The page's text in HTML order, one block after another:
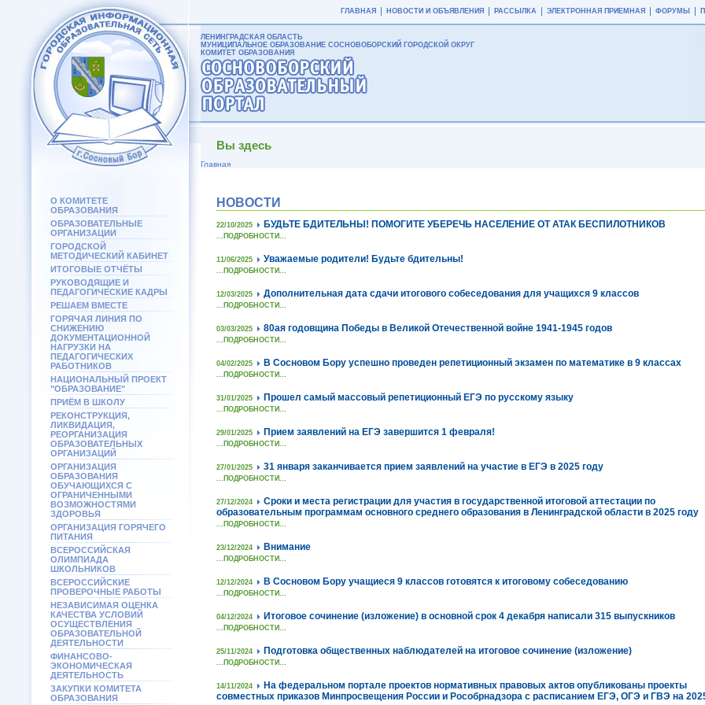
О КОМИТЕТЕ
ОБРАЗОВАНИЯ
ОБРАЗОВАТЕЛЬНЫЕ
ОРГАНИЗАЦИИ
ГОРОДСКОЙ
МЕТОДИЧЕСКИЙ КАБИНЕТ
ИТОГОВЫЕ ОТЧЁТЫ
РУКОВОДЯЩИЕ И
ПЕДАГОГИЧЕСКИЕ КАДРЫ
РЕШАЕМ ВМЕСТЕ
ГОРЯЧАЯ ЛИНИЯ ПО
СНИЖЕНИЮ
ДОКУМЕНТАЦИОННОЙ
НАГРУЗКИ НА
ПЕДАГОГИЧЕСКИХ
РАБОТНИКОВ
НАЦИОНАЛЬНЫЙ ПРОЕКТ
"ОБРАЗОВАНИЕ"
ПРИЁМ В ШКОЛУ
РЕКОНСТРУКЦИЯ,
ЛИКВИДАЦИЯ,
РЕОРГАНИЗАЦИЯ
ОБРАЗОВАТЕЛЬНЫХ
ОРГАНИЗАЦИЙ
ОРГАНИЗАЦИЯ
ОБРАЗОВАНИЯ
ОБУЧАЮЩИХСЯ С
ОГРАНИЧЕННЫМИ
ВОЗМОЖНОСТЯМИ
ЗДОРОВЬЯ
ОРГАНИЗАЦИЯ ГОРЯЧЕГО
ПИТАНИЯ
ВСЕРОССИЙСКАЯ
ОЛИМПИАДА
ШКОЛЬНИКОВ
ВСЕРОССИЙСКИЕ
ПРОВЕРОЧНЫЕ РАБОТЫ
НЕЗАВИСИМАЯ ОЦЕНКА
КАЧЕСТВА УСЛОВИЙ
ОСУЩЕСТВЛЕНИЯ
ОБРАЗОВАТЕЛЬНОЙ
ДЕЯТЕЛЬНОСТИ
ФИНАНСОВО-
ЭКОНОМИЧЕСКАЯ
ДЕЯТЕЛЬНОСТЬ
ЗАКУПКИ КОМИТЕТА
ОБРАЗОВАНИЯ
ГЛАВНАЯ НОВОСТИ И ОБЪЯВЛЕНИЯ РАССЫЛКА ЭЛЕКТРОННАЯ ПРИЕМНАЯ ФОРУМЫ
ЛЕНИНГРАДСКАЯ ОБЛАСТЬ
МУНИЦИПАЛЬНОЕ ОБРАЗОВАНИЕ СОСНОВОБОРСКИЙ ГОРОДСКОЙ ОКРУГ
КОМИТЕТ ОБРАЗОВАНИЯ
Вы здесь
Главная
НОВОСТИ
22/10/2025 БУДЬТЕ БДИТЕЛЬНЫ! ПОМОГИТЕ УБЕРЕЧЬ НАСЕЛЕНИЕ ОТ АТАК БЕСПИЛОТНИКОВ
...ПОДРОБНОСТИ...
11/06/2025 Уважаемые родители! Будьте бдительны!
...ПОДРОБНОСТИ...
12/03/2025 Дополнительная дата сдачи итогового собеседования для учащихся 9 классов
...ПОДРОБНОСТИ...
03/03/2025 80ая годовщина Победы в Великой Отечественной войне 1941-1945 годов
...ПОДРОБНОСТИ...
04/02/2025 В Сосновом Бору успешно проведен репетиционный экзамен по математике в 9 классах
...ПОДРОБНОСТИ...
31/01/2025 Прошел самый массовый репетиционный ЕГЭ по русскому языку
...ПОДРОБНОСТИ...
29/01/2025 Прием заявлений на ЕГЭ завершится 1 февраля!
...ПОДРОБНОСТИ...
27/01/2025 31 января заканчивается прием заявлений на участие в ЕГЭ в 2025 году
...ПОДРОБНОСТИ...
27/12/2024
Сроки и места регистрации для участия в государственной итоговой аттестации по
образовательным программам основного среднего образования в Ленинградской области в 2025 году
...ПОДРОБНОСТИ...
23/12/2024 Внимание
...ПОДРОБНОСТИ...
12/12/2024 В Сосновом Бору учащиеся 9 классов готовятся к итоговому собеседованию
...ПОДРОБНОСТИ...
04/12/2024 Итоговое сочинение (изложение) в основной срок 4 декабря написали 315 выпускников
...ПОДРОБНОСТИ...
25/11/2024 Подготовка общественных наблюдателей на итоговое сочинение (изложение)
...ПОДРОБНОСТИ...
14/11/2024
На федеральном портале проектов нормативных правовых актов опубликованы проекты
совместных приказов Минпросвещения России и Рособрнадзора с расписанием ЕГЭ, ОГЭ и ГВЭ на